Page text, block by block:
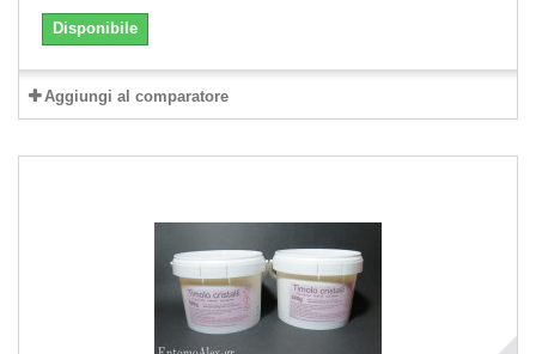
Disponibile
Aggiungi al comparatore